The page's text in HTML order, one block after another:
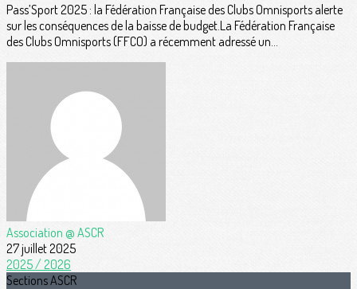
Pass’Sport 2025 : la Fédération Française des Clubs Omnisports alerte
sur les conséquences de la baisse de budget.La Fédération Française
des Clubs Omnisports (FFCO) a récemment adressé un...
Association @ ASCR
27 juillet 2025
2025 / 2026
Sections ASCR